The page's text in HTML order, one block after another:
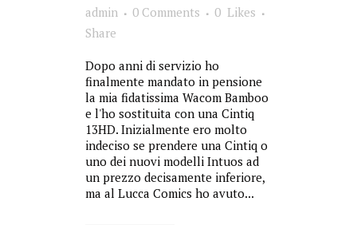
admin
0 Comments 0 Likes
Share
Dopo anni di servizio ho
finalmente mandato in pensione
la mia fidatissima Wacom Bamboo
e l'ho sostituita con una Cintiq
13HD. Inizialmente ero molto
indeciso se prendere una Cintiq o
uno dei nuovi modelli Intuos ad
un prezzo decisamente inferiore,
ma al Lucca Comics ho avuto...